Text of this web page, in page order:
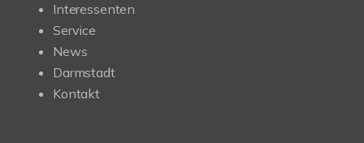
Interessenten
Service
News
Darmstadt
Kontakt